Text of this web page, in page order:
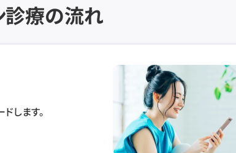
診療の流れ
します。